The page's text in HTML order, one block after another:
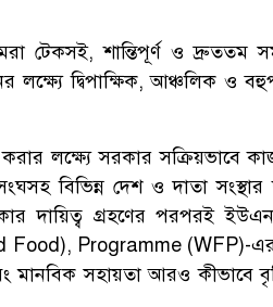
টেকসই, শান্তিপূর্ণ ও দ্রুততম
লক্ষ্যে দ্বিপাক্ষিক, আঞ্চলিক ও
লক্ষ্যে সরকার সক্রিয়ভাবে
বিভিন্ন দেশ ও দাতা সংস্থার
দায়িত্ব গ্রহণের পরপরই
Programme (WFP)-এর
মানবিক সহায়তা আরও কীভাবে